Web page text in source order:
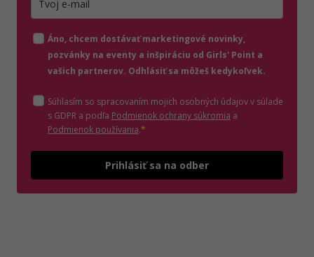
Áno, chcem dostávať marketingové novinky,
pozvánky na eventy a inšpiráciu od Girls' Point a
vašich partnerov. Odhlásiť sa môžeš kedykoľvek.
Súhlasím so spracovaním mojich osobných údajov v súlade
s GDPR a podľa Podmienok ochrany súkromia (otvorí sa v novom
a
Podmienok používania(otvorí sa v novom okne)
.*
Prihlásiť sa na odber